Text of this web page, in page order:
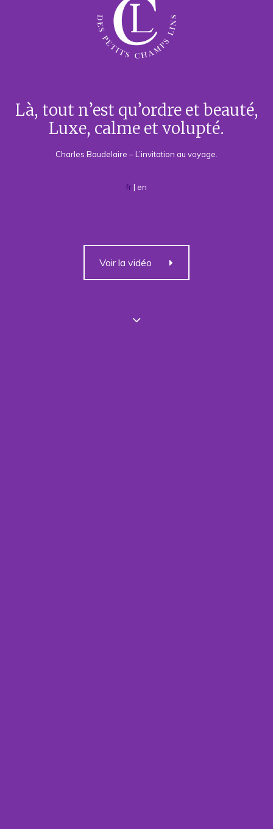
Là, tout n’est qu’ordre et beauté,
Luxe, calme et volupté.
Charles Baudelaire – L’invitation au voyage.
fr| en
Voir la vidéo